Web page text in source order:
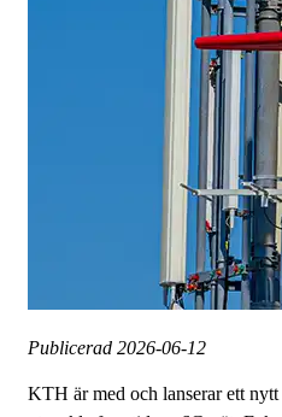
Publicerad 2026-06-12
KTH är med och lanserar ett